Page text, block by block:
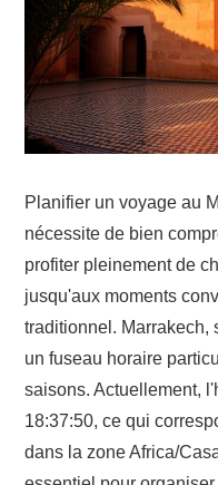
Planifier un voyage au
nécessite de bien
profiter pleinement de
jusqu'aux moments
traditionnel. Marrakech,
un fuseau horaire
saisons. Actuellement,
18:37:50, ce qui
dans la zone Africa/